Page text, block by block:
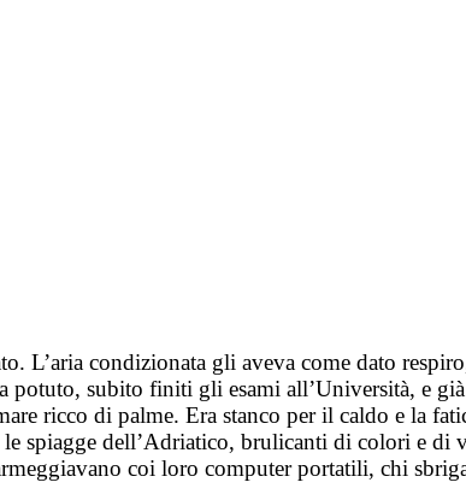
L’aria condizionata gli aveva come dato
potuto, subito finiti gli esami all’Università, e
ricco di palme. Era stanco per il caldo e la
spiagge dell’Adriatico, brulicanti di colori e di
coi loro computer portatili, chi